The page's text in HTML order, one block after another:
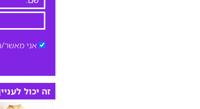
אני מאשר/
זה יכול